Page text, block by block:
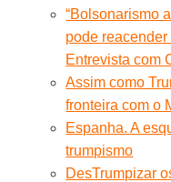
“Bolsonarismo
pode reacender
Entrevista com
Assim como
fronteira com o
Espanha. A
trumpismo
DesTrumpizar